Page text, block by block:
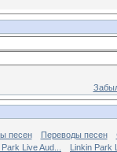
песен Переводы песен
Park Live Aud... Linkin Park